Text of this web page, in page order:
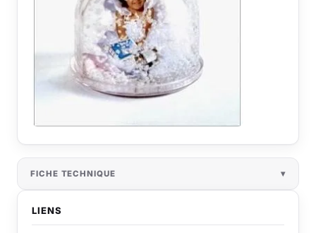
FICHE TECHNIQUE
LIENS